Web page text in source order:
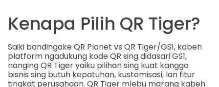
Kenapa Pilih QR Tiger?
Saiki bandingake QR Planet vs QR Tiger/GS1, kabeh
platform ngadukung kode QR sing didasari GS1,
nanging QR Tiger yaiku pilihan sing kuat kanggo
bisnis sing butuh kepatuhan, kustomisasi, lan fitur
tingkat perusahaan. QR Tiger mlebu marang kabeh